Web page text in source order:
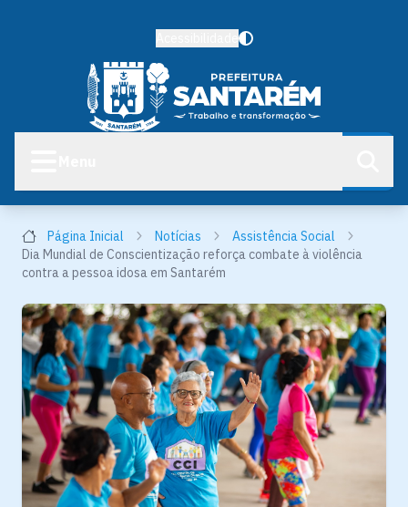
Página Inicial Notícias
Assistência Social
Dia Mundial de Conscientização reforça combate à violência
contra a pessoa idosa em Santarém